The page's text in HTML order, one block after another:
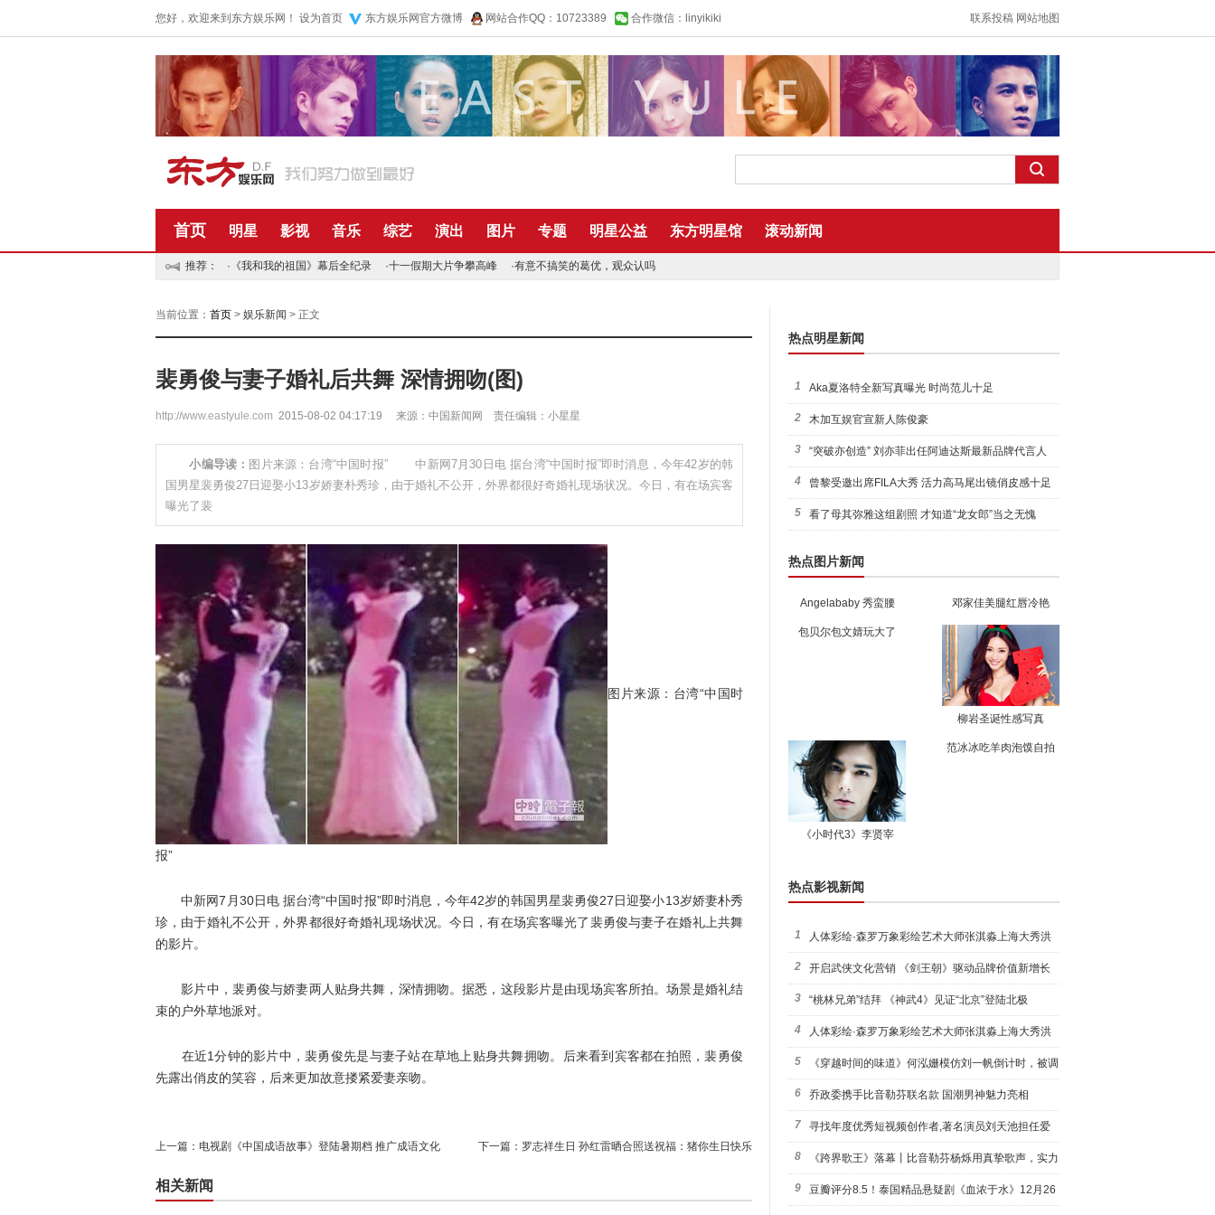
您好，欢迎来到东方娱乐网！ 设为首页 东方娱乐网官方微博 网站合作QQ：10723389 合作微信：linyikiki 联系投稿 网站地图
首页 明星 影视 音乐 综艺 演出 图片 专题 明星公益 东方明星馆 滚动新闻
推荐： · 《我和我的祖国》幕后全纪录 ·十一假期大片争攀高峰 ·有意不搞笑的葛优，观众认吗
当前位置： 首页 > 娱乐新闻 > 正文
裴勇俊与妻子婚礼后共舞 深情拥吻(图)
http://www.eastyule.com 2015-08-02 04:17:19 来源：中国新闻网 责任编辑：小星星
小编导读： 图片来源：台湾“中国时报” 中新网7月30日电 据台湾“中国时报”即时消息，今年42岁的韩
国男星裴勇俊27日迎娶小13岁娇妻朴秀珍，由于婚礼不公开，外界都很好奇婚礼现场状况。今日，有在场宾客
曝光了裴
图片来源：台湾“中国时
报”
中新网7月30日电 据台湾“中国时报”即时消息，今年42岁的韩国男星裴勇俊27日迎娶小13岁娇妻朴秀
珍，由于婚礼不公开，外界都很好奇婚礼现场状况。今日，有在场宾客曝光了裴勇俊与妻子在婚礼上共舞
的影片。
影片中，裴勇俊与娇妻两人贴身共舞，深情拥吻。据悉，这段影片是由现场宾客所拍。场景是婚礼结
束的户外草地派对。
在近1分钟的影片中，裴勇俊先是与妻子站在草地上贴身共舞拥吻。后来看到宾客都在拍照，裴勇俊
先露出俏皮的笑容，后来更加故意搂紧爱妻亲吻。
上一篇： 电视剧《中国成语故事》登陆暑期档 推广成语文化 下一篇： 罗志祥生日 孙红雷晒合照送祝福：猪你生日快乐
相关新闻
热点明星新闻
1 Aka夏洛特全新写真曝光 时尚范儿十足
2 木加互娱官宣新人陈俊豪
3 “突破亦创造” 刘亦菲出任阿迪达斯最新品牌代言人
引爆
4 曾黎受邀出席FILA大秀 活力高马尾出镜俏皮感十足
5 看了母其弥雅这组剧照 才知道“龙女郎”当之无愧
热点图片新闻
Angelababy 秀蛮腰 邓家佳美腿红唇冷艳
包贝尔包文婧玩大了
柳岩圣诞性感写真
《小时代3》李贤宰
范冰冰吃羊肉泡馍自拍
热点影视新闻
1 人体彩绘·森罗万象彩绘艺术大师张淇淼上海大秀洪
荒宇宙
2 开启武侠文化营销 《剑王朝》驱动品牌价值新增长
3 “桃林兄弟”结拜 《神武4》见证“北京”登陆北极
4 人体彩绘·森罗万象彩绘艺术大师张淇淼上海大秀洪
荒宇宙
5 《穿越时间的味道》何泓姗模仿刘一帆倒计时，被调
侃“学人
6 乔政委携手比音勒芬联名款 国潮男神魅力亮相
7 寻找年度优秀短视频创作者,著名演员刘天池担任爱
奇艺号"奇
8 《跨界歌王》落幕丨比音勒芬杨烁用真挚歌声，实力
圈粉!
9 豆瓣评分8.5！泰国精品悬疑剧《血浓于水》12月26